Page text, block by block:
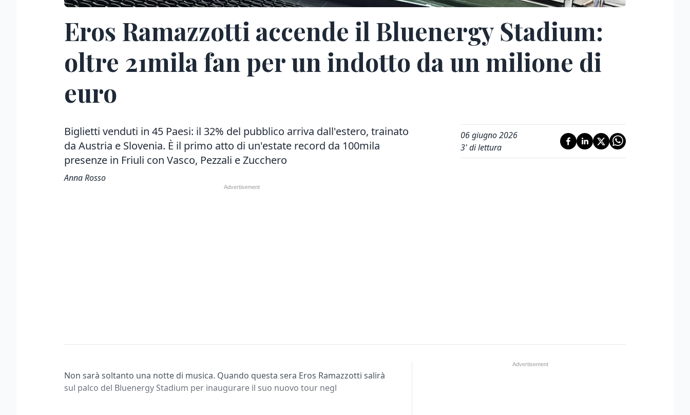
Eros Ramazzotti accende il Bluenergy Stadium:
oltre 21mila fan per un indotto da un milione di
euro
Biglietti venduti in 45 Paesi: il 32% del pubblico arriva dall'estero, trainato
da Austria e Slovenia. È il primo atto di un'estate record da 100mila
presenze in Friuli con Vasco, Pezzali e Zucchero
Anna Rosso
06 giugno 2026
3' di lettura
Non sarà soltanto una notte di musica. Quando questa sera Eros Ramazzotti salirà
sul palco del Bluenergy Stadium per inaugurare il suo nuovo tour negl